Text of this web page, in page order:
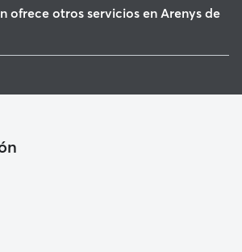
ofrece otros servicios en Arenys de
en Arenys-De-Mar